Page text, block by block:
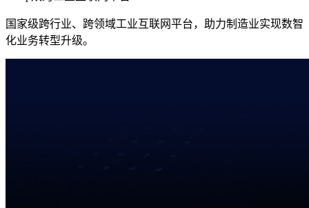
国家级跨行业、跨领域工业互联网平台，助力制造业实现数智
化业务转型升级。